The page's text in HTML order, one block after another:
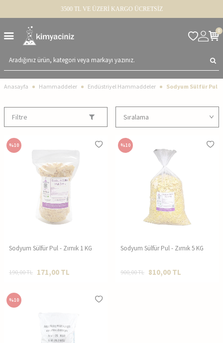
3500 TL VE ÜZERİ KARGO ÜCRETSİZ
0
Anasayfa Hammaddeler Endüstriyel Hammaddeler Sodyum Sülfür Pul
Filtre
%10
Sodyum Sülfür Pul - Zırnık 1 KG
190,00TL 171,00 TL
%10
Sodyum Sülfür Pul - Zırnık 5 KG
900,00TL 810,00 TL
%10